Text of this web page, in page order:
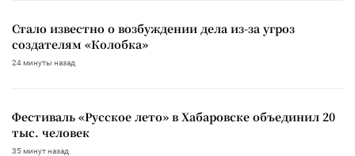
Стало известно о возбуждении дела из-за угроз
создателям «Колобка»
24 минуты назад
Фестиваль «Русское лето» в Хабаровске объединил 20
тыс. человек
35 минут назад